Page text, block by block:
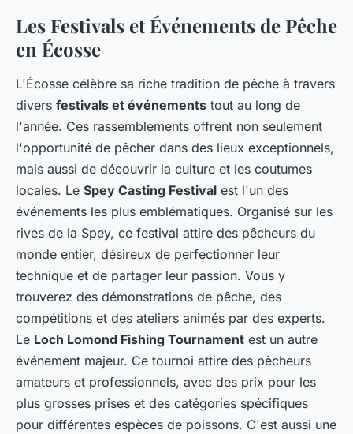
Les Festivals et Événements de Pêche
en Écosse
L'Écosse célèbre sa riche tradition de pêche à travers
divers festivals et événements tout au long de
l'année. Ces rassemblements offrent non seulement
l'opportunité de pêcher dans des lieux exceptionnels,
mais aussi de découvrir la culture et les coutumes
locales. Le Spey Casting Festival est l'un des
événements les plus emblématiques. Organisé sur les
rives de la Spey, ce festival attire des pêcheurs du
monde entier, désireux de perfectionner leur
technique et de partager leur passion. Vous y
trouverez des démonstrations de pêche, des
compétitions et des ateliers animés par des experts.
Le Loch Lomond Fishing Tournament est un autre
événement majeur. Ce tournoi attire des pêcheurs
amateurs et professionnels, avec des prix pour les
plus grosses prises et des catégories spécifiques
pour différentes espèces de poissons. C'est aussi une